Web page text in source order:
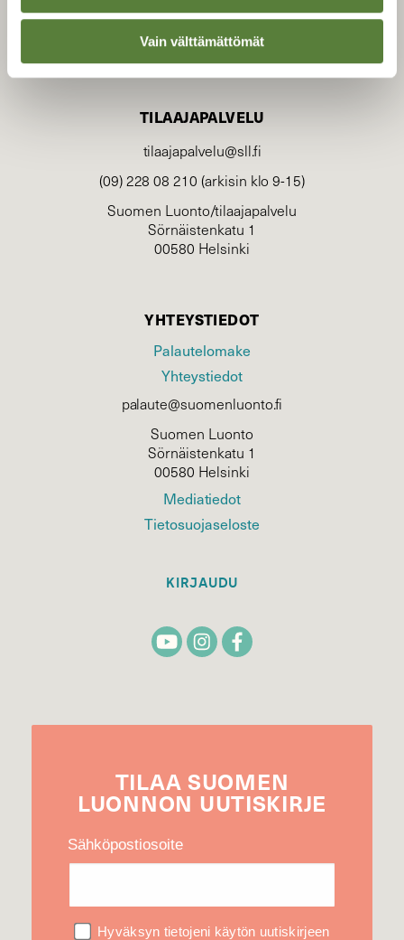
Vain välttämättömät
TILAAJAPALVELU
tilaajapalvelu@sll.fi
(09) 228 08 210 (arkisin klo 9-15)
Suomen Luonto/tilaajapalvelu
Sörnäistenkatu 1
00580 Helsinki
YHTEYSTIEDOT
Palautelomake
Yhteystiedot
palaute@suomenluonto.fi
Suomen Luonto
Sörnäistenkatu 1
00580 Helsinki
Mediatiedot
Tietosuojaseloste
KIRJAUDU
TILAA SUOMEN
LUONNON UUTIS­KIRJE
Sähköpostiosoite
Hyväksyn tietojeni käytön uutiskirjeen